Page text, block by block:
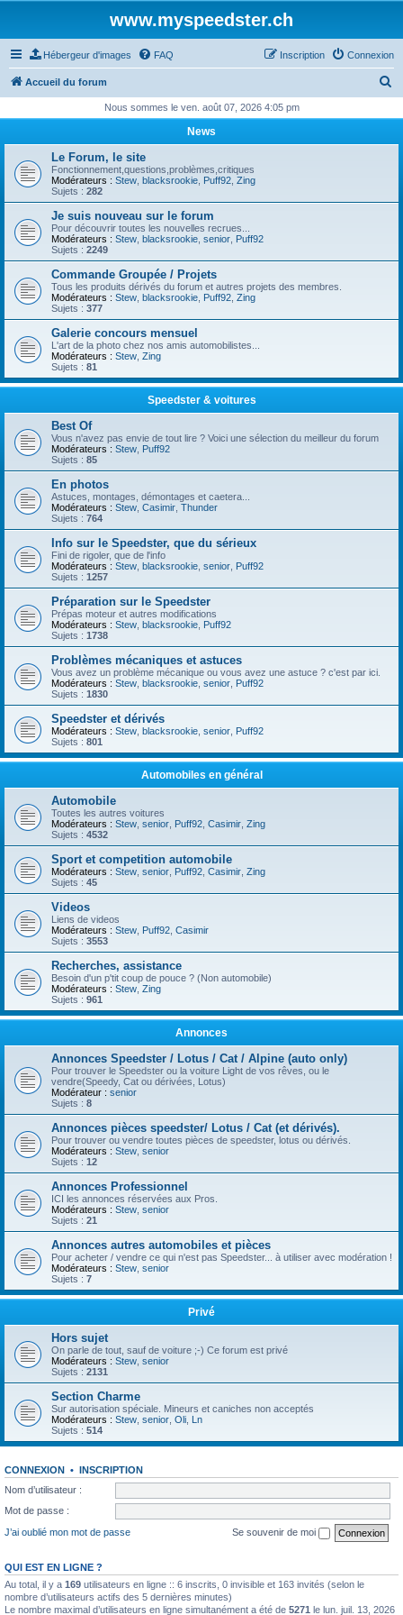
www.myspeedster.ch
Hébergeur d'images FAQ Connexion
Inscription
Accueil du forum
h
Nous sommes le ven. août 07, 2026 4:05 pm
News
Le Forum, le site
Fonctionnement,questions,problèmes,critiques
Modérateurs : Stew blacksrookie Puff92 Zing
Sujets : 282
Je suis nouveau sur le forum
Pour découvrir toutes les nouvelles recrues...
Modérateurs : Stew blacksrookie senior Puff92
Sujets : 2249
Commande Groupée / Projets
Tous les produits dérivés du forum et autres projets des membres.
Modérateurs : Stew blacksrookie Puff92 Zing
Sujets : 377
Galerie concours mensuel
L'art de la photo chez nos amis automobilistes...
Modérateurs : Stew Zing
Sujets : 81
Speedster & voitures
Best Of
Vous n'avez pas envie de tout lire ? Voici une sélection du meilleur du forum
Modérateurs : Stew Puff92
Sujets : 85
En photos
Astuces, montages, démontages et caetera...
Modérateurs : Stew Casimir Thunder
Sujets : 764
Info sur le Speedster, que du sérieux
Fini de rigoler, que de l'info
Modérateurs : Stew blacksrookie senior Puff92
Sujets : 1257
Préparation sur le Speedster
Prépas moteur et autres modifications
Modérateurs : Stew blacksrookie Puff92
Sujets : 1738
Problèmes mécaniques et astuces
Vous avez un problème mécanique ou vous avez une astuce ? c'est par ici.
Modérateurs : Stew blacksrookie senior Puff92
Sujets : 1830
Speedster et dérivés
Modérateurs : Stew blacksrookie senior Puff92
Sujets : 801
Automobiles en général
Automobile
Toutes les autres voitures
Modérateurs : Stew senior Puff92 Casimir Zing
Sujets : 4532
Sport et competition automobile
Modérateurs : Stew senior Puff92 Casimir Zing
Sujets : 45
Videos
Liens de videos
Modérateurs : Stew Puff92 Casimir
Sujets : 3553
Recherches, assistance
Besoin d'un p'tit coup de pouce ? (Non automobile)
Modérateurs : Stew Zing
Sujets : 961
Annonces
Annonces Speedster / Lotus / Cat / Alpine (auto only)
Pour trouver le Speedster ou la voiture Light de vos rêves, ou le
vendre(Speedy, Cat ou dérivées, Lotus)
Modérateur : senior
Sujets : 8
Annonces pièces speedster/ Lotus / Cat (et dérivés).
Pour trouver ou vendre toutes pièces de speedster, lotus ou dérivés.
Modérateurs : Stew senior
Sujets : 12
Annonces Professionnel
ICI les annonces réservées aux Pros.
Modérateurs : Stew senior
Sujets : 21
Annonces autres automobiles et pièces
Pour acheter / vendre ce qui n'est pas Speedster... à utiliser avec modération !
Modérateurs : Stew senior
Sujets : 7
Privé
Hors sujet
On parle de tout, sauf de voiture ;-) Ce forum est privé
Modérateurs : Stew senior
Sujets : 2131
Section Charme
Sur autorisation spéciale. Mineurs et caniches non acceptés
Modérateurs : Stew senior Oli Ln
Sujets : 514
CONNEXION • INSCRIPTION
Nom d’utilisateur :
Mot de passe :
J’ai oublié mon mot de passe
Se souvenir de moi
QUI EST EN LIGNE ?
Au total, il y a 169 utilisateurs en ligne :: 6 inscrits, 0 invisible et 163 invités (selon le
nombre d’utilisateurs actifs des 5 dernières minutes)
Le nombre maximal d’utilisateurs en ligne simultanément a été de 5271 le lun. juil. 13, 2026